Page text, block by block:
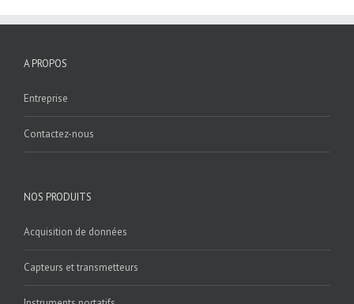
A PROPOS
Entreprise
Contactez-nous
NOS PRODUITS
Acquisition de données
Capteurs et transmetteurs